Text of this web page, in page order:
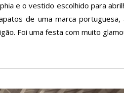
e o vestido escolhido para
de uma marca
Foi uma festa com muito